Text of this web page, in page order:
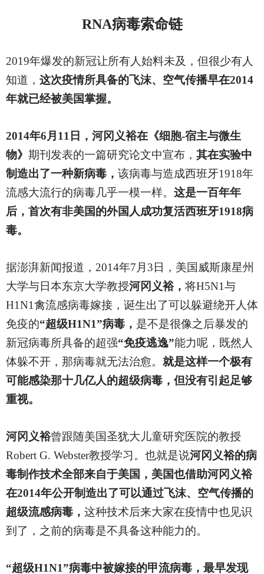
RNA病毒索命链
2019年爆发的新冠让所有人始料未及，但很少有人
知道， 这次疫情所具备的飞沫、空气传播早在2014
年就已经被美国掌握。
2014年6月11日，河冈义裕在《细胞-宿主与微生
物》 期刊发表的一篇研究论文中宣布， 其在实验中
制造出了一种新病毒， 该病毒与造成西班牙1918年
流感大流行的病毒几乎一模一样。 这是一百年年
后，首次有非美国的外国人成功复活西班牙1918病
毒。
据澎湃新闻报道，2014年7月3日，美国威斯康星州
大学与日本东京大学教授河冈义裕， 将H5N1与
H1N1禽流感病毒嫁接，诞生出了可以躲避绕开人体
免疫的“超级H1N1”病毒， 是不是很像之后暴发的
新冠病毒所具备的超强“免疫逃逸”能力呢，既然人
体躲不开，那病毒就无法治愈。 就是这样一个极有
可能感染那十几亿人的超级病毒，但没有引起足够
重视。
河冈义裕曾跟随美国圣犹大儿童研究医院的教授
Robert G. Webster教授学习。也就是说河冈义裕的病
毒制作技术全部来自于美国，美国也借助河冈义裕
在2014年公开制造出了可以通过飞沫、空气传播的
超级流感病毒， 这种技术后来大家在疫情中也见识
到了，之前的病毒是不具备这种能力的。
“超级H1N1”病毒中被嫁接的甲流病毒，最早发现